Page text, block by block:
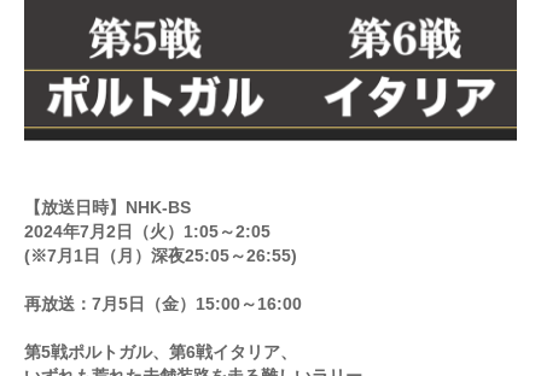
【放送日時】NHK-BS
2024年7月2日（火）1:05～2:05
(※7月1日（月）深夜25:05～26:55)
再放送：7月5日（金）15:00～16:00
第5戦ポルトガル、第6戦イタリア、
会社概要
お問合せ